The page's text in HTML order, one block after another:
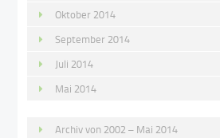
Oktober 2014
September 2014
Juli 2014
Mai 2014
Archiv von 2002 – Mai 2014